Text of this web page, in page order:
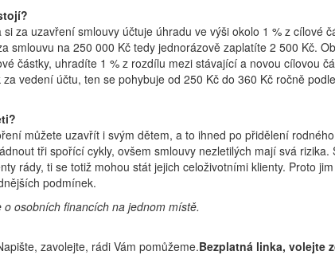
za uzavření smlouvy účtuje úhradu ve výši okolo 1 % z cílové
smlouvu na 250 000 Kč tedy jednorázově zaplatíte 2 500 Kč.
částky, uhradíte 1 % z rozdílu mezi stávající a novou cílovou
vedení účtu, ten se pohybuje od 250 Kč do 360 Kč ročně
můžete uzavřít i svým dětem, a to ihned po přidělení
tři spořící cykly, ovšem smlouvy nezletilých mají svá rizika.
rády, ti se totiž mohou stát jejich celoživotními klienty. Proto
podmínek.
o osobních financích na jednom místě.
zavolejte, rádi Vám pomůžeme.Bezplatná linka, volejte